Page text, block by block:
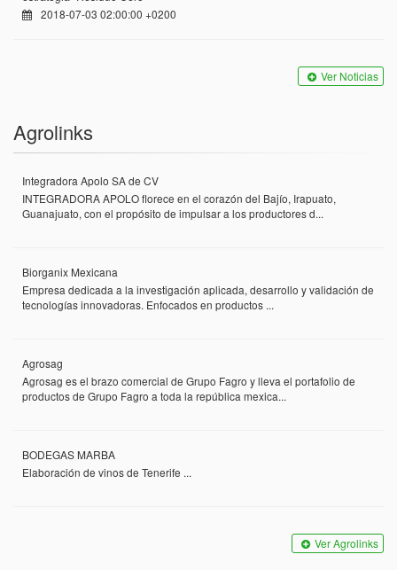
2018-07-03 02:00:00 +0200
Ver Noticias
Agrolinks
Integradora Apolo SA de CV
INTEGRADORA APOLO florece en el corazón del Bajío, Irapuato,
Guanajuato, con el propósito de impulsar a los productores d...
Biorganix Mexicana
Empresa dedicada a la investigación aplicada, desarrollo y validación de
tecnologías innovadoras. Enfocados en productos ...
Agrosag
Agrosag es el brazo comercial de Grupo Fagro y lleva el portafolio de
productos de Grupo Fagro a toda la república mexica...
BODEGAS MARBA
Elaboración de vinos de Tenerife ...
Ver Agrolinks